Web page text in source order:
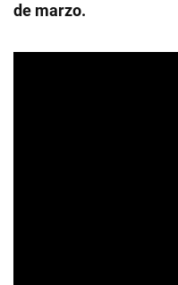
de marzo.